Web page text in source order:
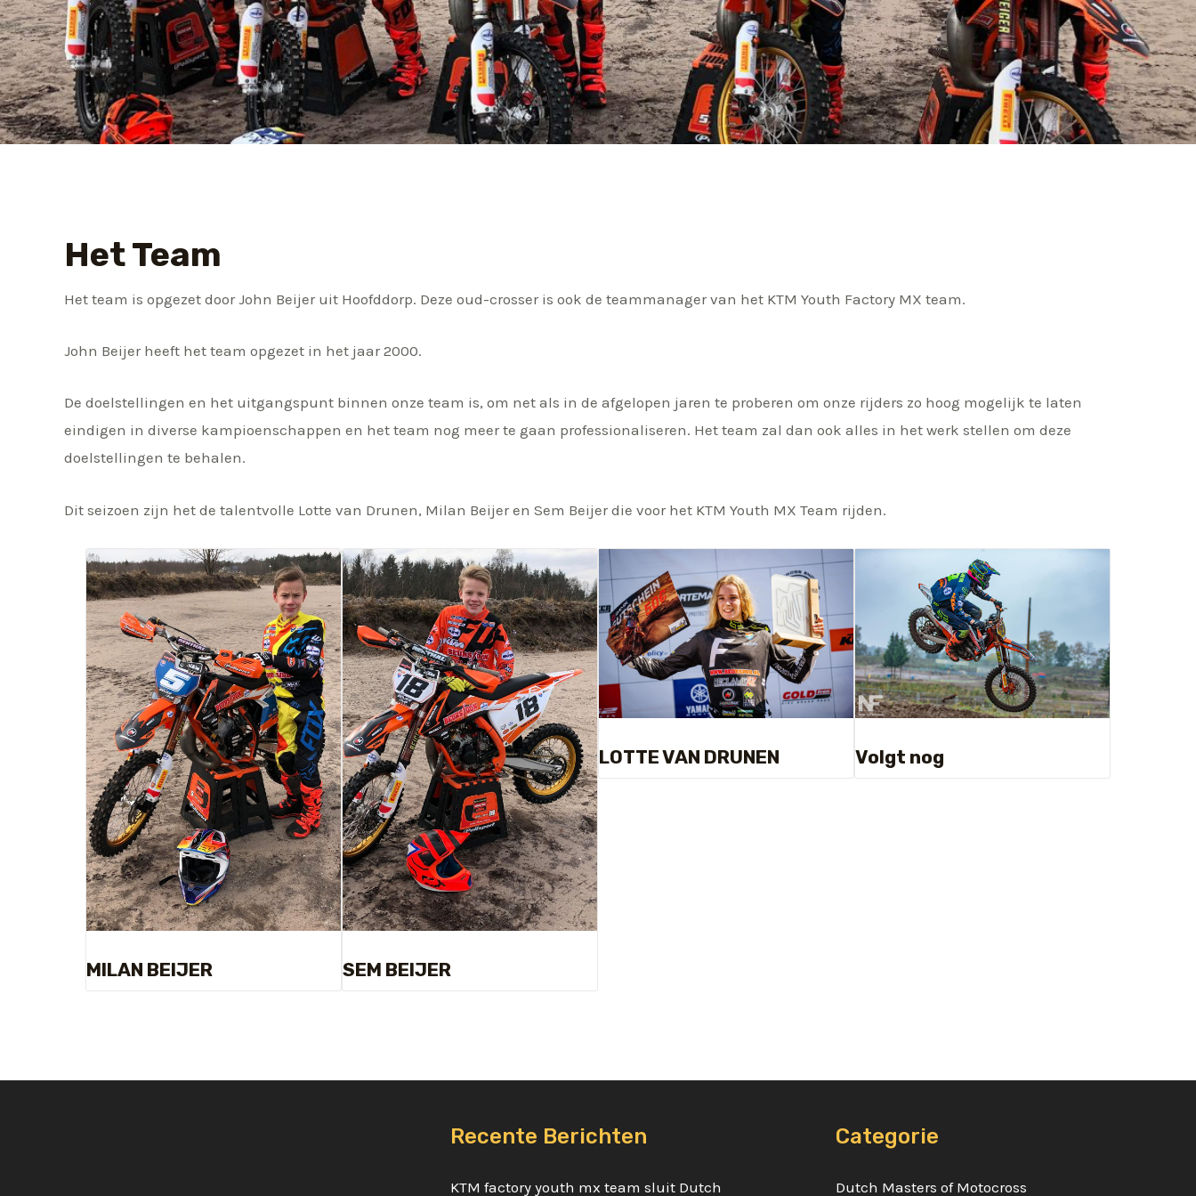
Het Team
Het team is opgezet door John Beijer uit Hoofddorp. Deze oud-crosser is ook de teammanager van het KTM Youth Factory MX team.
John Beijer heeft het team opgezet in het jaar 2000.
De doelstellingen en het uitgangspunt binnen onze team is, om net als in de afgelopen jaren te proberen om onze rijders zo hoog mogelijk te laten
eindigen in diverse kampioenschappen en het team nog meer te gaan professionaliseren. Het team zal dan ook alles in het werk stellen om deze
doelstellingen te behalen.
Dit seizoen zijn het de talentvolle Lotte van Drunen, Milan Beijer en Sem Beijer die voor het KTM Youth MX Team rijden.
MILAN BEIJER SEM BEIJER
LOTTE VAN DRUNEN Volgt nog
Recente Berichten
KTM factory youth mx team sluit Dutch
Categorie
Dutch Masters of Motocross